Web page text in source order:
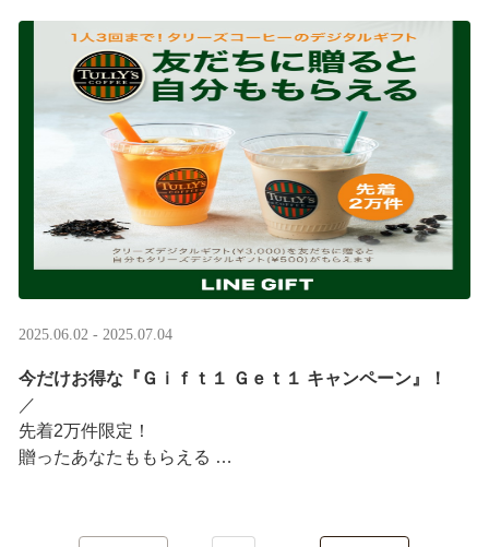
2025.06.02 - 2025.07.04
今だけお得な『Ｇｉｆｔ１ Ｇｅｔ１ キャンペーン』！
／ ​
先着2万件限定！​
贈ったあなたももらえる ​
LINEギフト限定！タリーズデジタルギフト3,000円分を贈